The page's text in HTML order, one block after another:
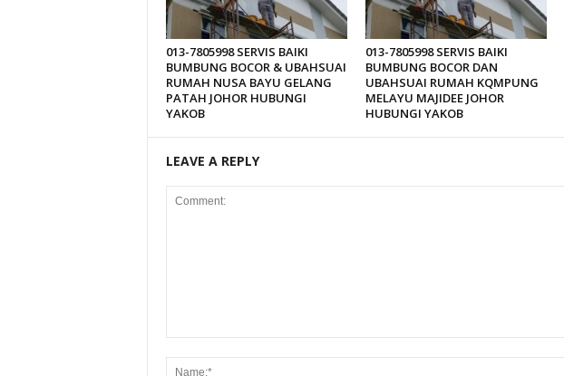
013-7805998 SERVIS BAIKI
BUMBUNG BOCOR & UBAHSUAI
RUMAH NUSA BAYU GELANG
PATAH JOHOR HUBUNGI
YAKOB
013-7805998 SERVIS BAIKI
BUMBUNG BOCOR DAN
UBAHSUAI RUMAH KQMPUNG
MELAYU MAJIDEE JOHOR
HUBUNGI YAKOB
LEAVE A REPLY